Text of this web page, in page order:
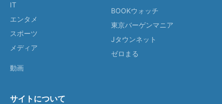
IT
エンタメ
スポーツ
メディア
動画
BOOKウォッチ
東京バーゲンマニア
Jタウンネット
ゼロまる
サイトについて